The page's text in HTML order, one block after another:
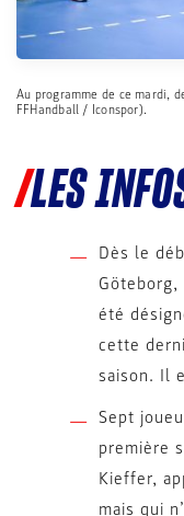
Au programme de ce mardi,
FFHandball / Iconspor).
LES
Dès le
Göteborg,
été
cette
saison. Il
Sept
première
Kieffer,
mais qui